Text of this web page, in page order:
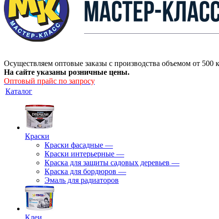
Осуществляем оптовые заказы с производства объемом от 500
На сайте указаны розничные цены.
Оптовый прайс по запросу
Каталог
Краски
Краски фасадные —
Краски интерьерные —
Краска для защиты садовых деревьев —
⁠Краска для бордюров —
Эмаль для радиаторов
Клеи